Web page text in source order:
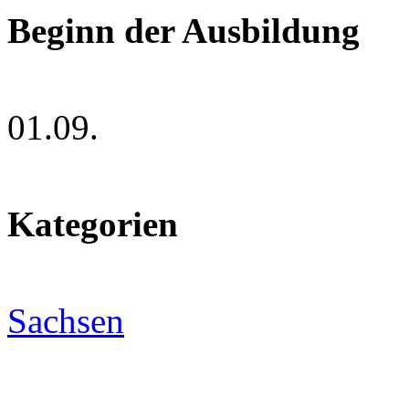
Beginn der Ausbildung
01.09.
Kategorien
Sachsen